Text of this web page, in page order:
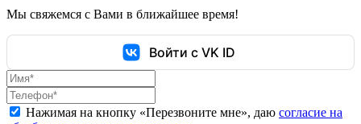
Мы свяжемся с Вами в ближайшее время!
Войти с VK ID
Нажимая на кнопку «Перезвоните мне», даю согласие на